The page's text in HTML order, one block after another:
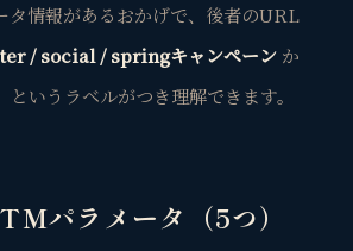
タ情報があるおかげで、後者のURL
/ social / springキャンペーン か
というラベルがつき理解できます。
パラメータ（5つ）